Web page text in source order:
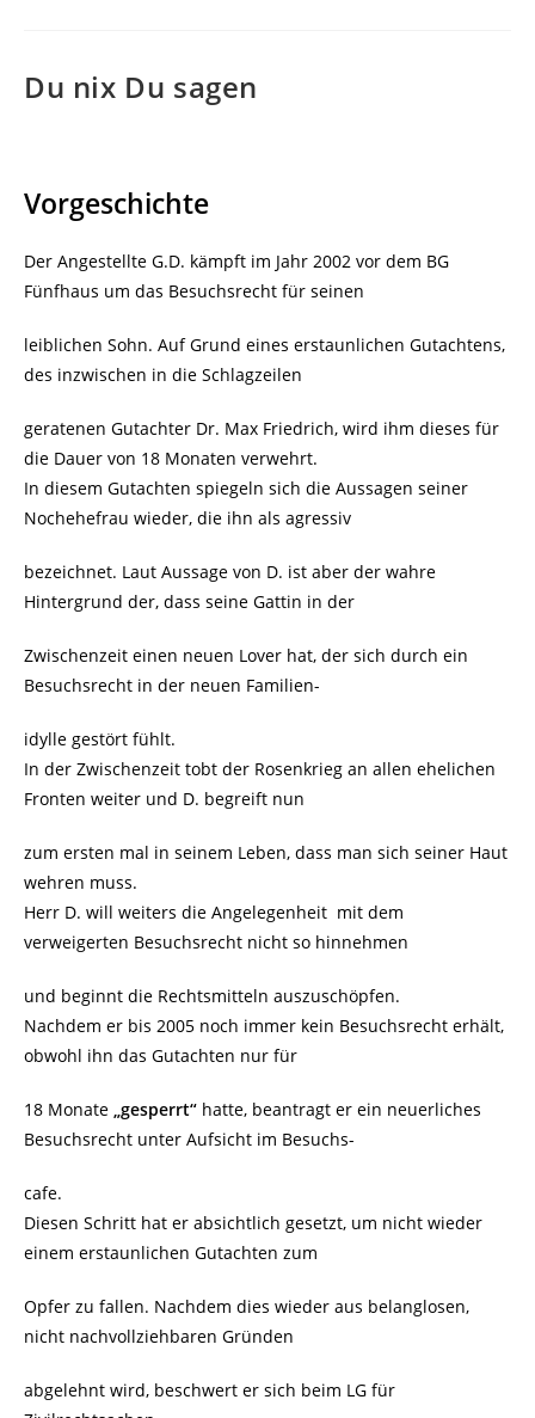
Du nix Du sagen
Vorgeschichte
Der Angestellte G.D. kämpft im Jahr 2002 vor dem BG
Fünfhaus um das Besuchsrecht für seinen
leiblichen Sohn. Auf Grund eines erstaunlichen Gutachtens,
des inzwischen in die Schlagzeilen
geratenen Gutachter Dr. Max Friedrich, wird ihm dieses für
die Dauer von 18 Monaten verwehrt.
In diesem Gutachten spiegeln sich die Aussagen seiner
Nochehefrau wieder, die ihn als agressiv
bezeichnet. Laut Aussage von D. ist aber der wahre
Hintergrund der, dass seine Gattin in der
Zwischenzeit einen neuen Lover hat, der sich durch ein
Besuchsrecht in der neuen Familien-
idylle gestört fühlt.
In der Zwischenzeit tobt der Rosenkrieg an allen ehelichen
Fronten weiter und D. begreift nun
zum ersten mal in seinem Leben, dass man sich seiner Haut
wehren muss.
Herr D. will weiters die Angelegenheit mit dem
verweigerten Besuchsrecht nicht so hinnehmen
und beginnt die Rechtsmitteln auszuschöpfen.
Nachdem er bis 2005 noch immer kein Besuchsrecht erhält,
obwohl ihn das Gutachten nur für
18 Monate „gesperrt“ hatte, beantragt er ein neuerliches
Besuchsrecht unter Aufsicht im Besuchs-
cafe.
Diesen Schritt hat er absichtlich gesetzt, um nicht wieder
einem erstaunlichen Gutachten zum
Opfer zu fallen. Nachdem dies wieder aus belanglosen,
nicht nachvollziehbaren Gründen
abgelehnt wird, beschwert er sich beim LG für